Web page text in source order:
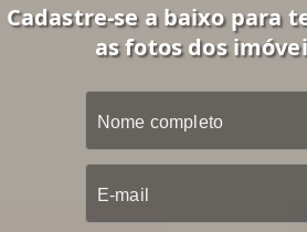
Cadastre-se a baixo para
as fotos dos